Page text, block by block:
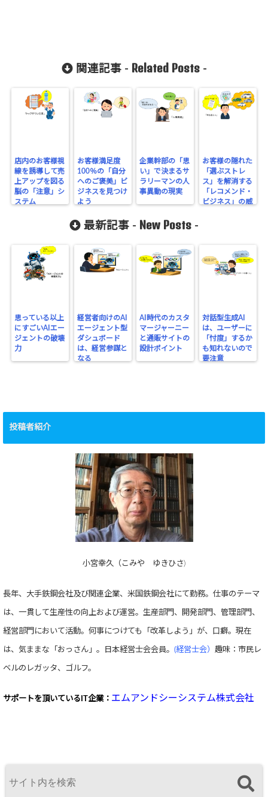
関連記事 - Related Posts-
店内のお客様視
線を誘導して売
上アップを図る
脳の「注意」シ
ステム
お客様満足度
100％の「自分
へのご褒美」ビ
ジネスを見つけ
よう
企業幹部の「思
い」で決まるサ
ラリーマンの人
事異動の現実
お客様の隠れた
「選ぶストレ
ス」を解消する
「レコメンド・
ビジネス」の威
最新記事 - New Posts -
思っている以上
にすごいAIエー
ジェントの破壊
力
経営者向けのAI
エージェント型
ダシュボード
は、経営参謀と
なる
AI時代のカスタ
マージャーニー
と通販サイトの
設計ポイント
対話型生成AI
は、ユーザーに
「忖度」するか
も知れないので
要注意
投稿者紹介
小宮幸久（こみや ゆきひさ)
長年、大手鉄鋼会社及び関連企業、米国鉄鋼会社にて勤務。仕事のテーマ
は、一貫して生産性の向上および運営。生産部門、開発部門、管理部門、
経営部門において活動。何事につけても「改革しよう」が、口癖。現在
は、気ままな「おっさん」。日本経営士会会員。 (経営士会） 趣味：市民レ
ベルのレガッタ、ゴルフ。
サポートを頂いている IT企業： エムアンドシーシステム株式会社